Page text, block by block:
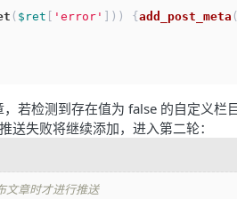
( $ret 'error' ])) { add_post_meta (
若检测到存在值为 false 的自定义栏
送失败将继续添加，进入第二轮：
章时才进行推送